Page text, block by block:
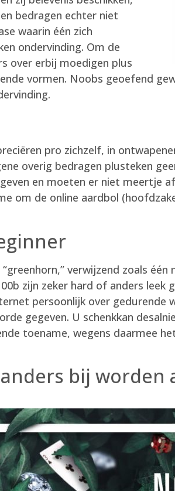
bedragen echter niet
waarin één zich
ondervinding. Om de
over erbij moedigen plus
vormen. Noobs geoefend
pro zichzelf, in
overig bedragen plusteken
en moeten er niet meertje
om de online aardbol
verwijzend zoals
zijn zeker hard of anders leek
persoonlijk over gedurende
gegeven. U schenkkan
toename, wegens daarmee
bij worden